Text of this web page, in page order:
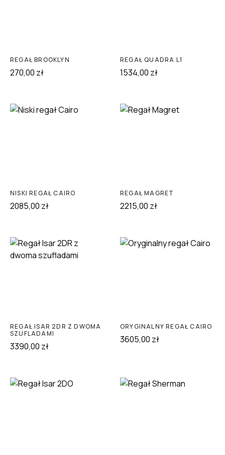
REGAŁ BROOKLYN
270,00 zł
REGAŁ QUADRA L1
1534,00 zł
NISKI REGAŁ CAIRO
2085,00 zł
REGAŁ MAGRET
2215,00 zł
REGAŁ ISAR 2DR Z DWOMA
SZUFLADAMI
3390,00 zł
ORYGINALNY REGAŁ CAIRO
3605,00 zł